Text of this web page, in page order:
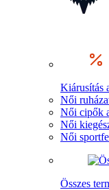
Kiárusítás
Női
Női cipők
Női
Női
Összes